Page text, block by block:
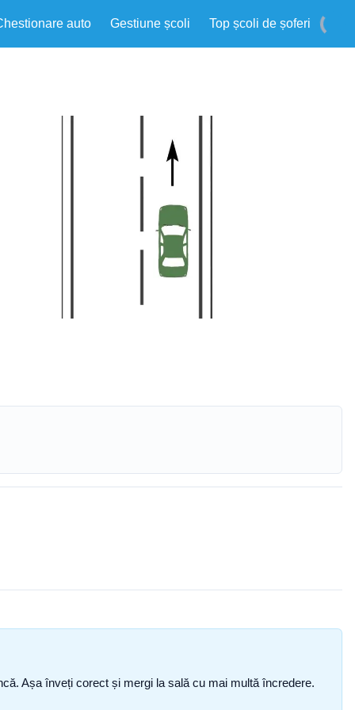
auto Gestiune școli Top școli de șoferi
Așa înveți corect și mergi la sală cu mai multă încredere.